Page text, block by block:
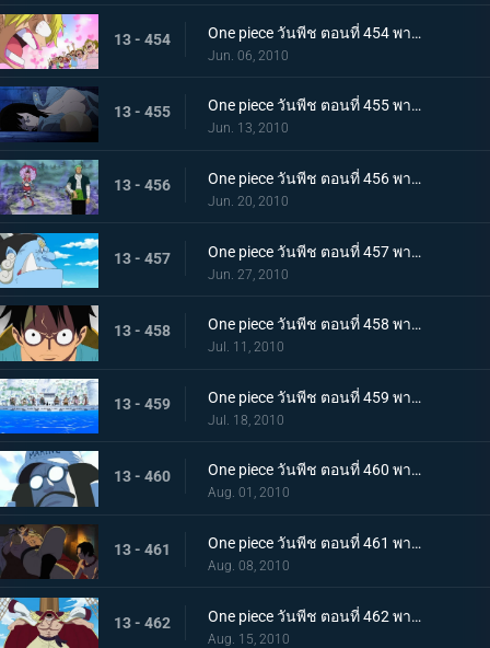
13 - 454 One piece วันพีช ตอนที่ 454 พากย์ไทย พรรคพวกอยู่ไหนกันบ้าง นกน้อยของแม่นกยักษ์และการประจันหน้าสีชมพู!
Jun. 06, 2010
13 - 455 One piece วันพีช ตอนที่ 455 พากย์ไทย พรรคพวกอยู่ไหนกันบ้าง กองทัพปฏิวัติและกับดักในป่าชูชก!
Jun. 13, 2010
13 - 456 One piece วันพีช ตอนที่ 456 พากย์ไทย พรรคพวกอยู่ไหนกันบ้าง ป้ายหลุมศพยักษ์และหนี้บุญคุณกางเกงใน
Jun. 20, 2010
13 - 457 One piece วันพีช ตอนที่ 457 พากย์ไทย ตอนพิเศษรำลึกความหลังก่อนถึงศูนย์ใหญ่ - คำสาบานของพี่น้อง!
Jun. 27, 2010
13 - 458 One piece วันพีช ตอนที่ 458 พากย์ไทย ตอนพิเศษรำลึกความหลังก่อนถึงศูนย์ใหญ่ - การรวมตัวของสามพลเรือเอก
Jul. 11, 2010
13 - 459 One piece วันพีช ตอนที่ 459 พากย์ไทย เวลาออกศึกใกล้มาถึง! ทัพแกร่งไร้เทียมทานของกองทัพเรือ!
Jul. 18, 2010
13 - 460 One piece วันพีช ตอนที่ 460 พากย์ไทย กองเรือมหึมาปรากฏ! กลุ่มโจรสลัดหนวดขาวบุกมาแล้ว
Aug. 01, 2010
13 - 461 One piece วันพีช ตอนที่ 461 พากย์ไทย ศึกตัดสินเริ่มเปิดม่าน! อดีตระหว่าง เอส กับ หนวดขาว!
Aug. 08, 2010
13 - 462 One piece วันพีช ตอนที่ 462 พากย์ไทย พลังทำลายล้างโลก! ความสามารถของ ผลกุระ-กุระ
Aug. 15, 2010